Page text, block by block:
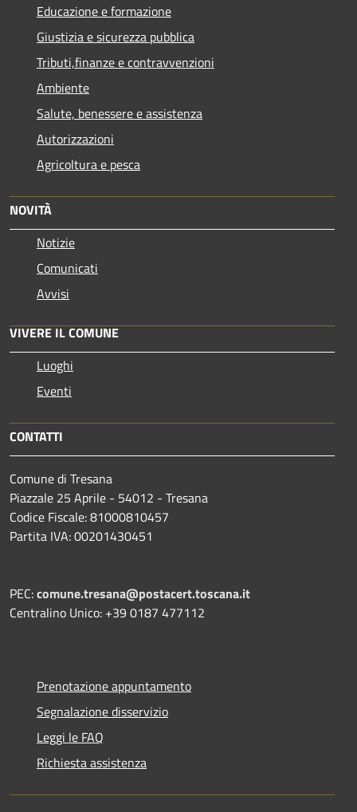
Educazione e formazione
Giustizia e sicurezza pubblica
Tributi,finanze e contravvenzioni
Ambiente
Salute, benessere e assistenza
Autorizzazioni
Agricoltura e pesca
NOVITÀ
Notizie
Comunicati
Avvisi
VIVERE IL COMUNE
Luoghi
Eventi
CONTATTI
Comune di Tresana
Piazzale 25 Aprile - 54012 - Tresana
Codice Fiscale: 81000810457
Partita IVA: 00201430451
PEC:comune.tresana@postacert.toscana.it
Centralino Unico: +39 0187 477112
Prenotazione appuntamento
Segnalazione disservizio
Leggi le FAQ
Richiesta assistenza